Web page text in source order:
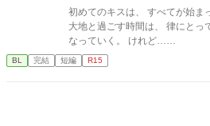
執着と溺愛を向けられるよう
鳴する、極上の救済と溺愛の学園ファンタ
ースをベースにした独自設定（
初めてのキスは、 すべてが始まった
大地と過ごす時間は、 律にとっ
なっていく。 けれど……
BL 完結 短編 R15